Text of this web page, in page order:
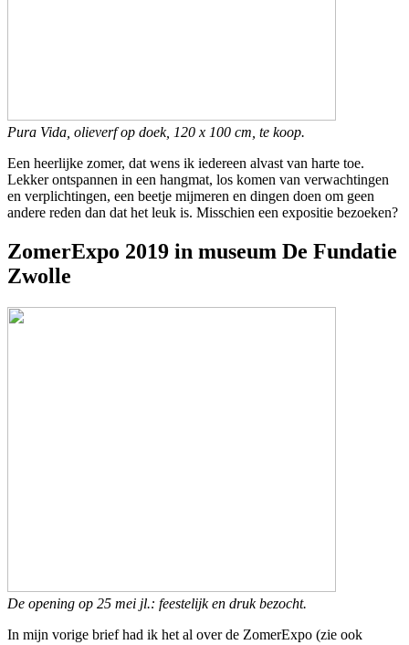
Pura Vida, olieverf op doek, 120 x 100 cm, te koop.
Een heerlijke zomer, dat wens ik iedereen alvast van harte toe.
Lekker ontspannen in een hangmat, los komen van verwachtingen
en verplichtingen, een beetje mijmeren en dingen doen om geen
andere reden dan dat het leuk is. Misschien een expositie bezoeken?
ZomerExpo 2019 in museum De Fundatie
Zwolle
De opening op 25 mei jl.: feestelijk en druk bezocht.
In mijn vorige brief had ik het al over de ZomerExpo (zie ook